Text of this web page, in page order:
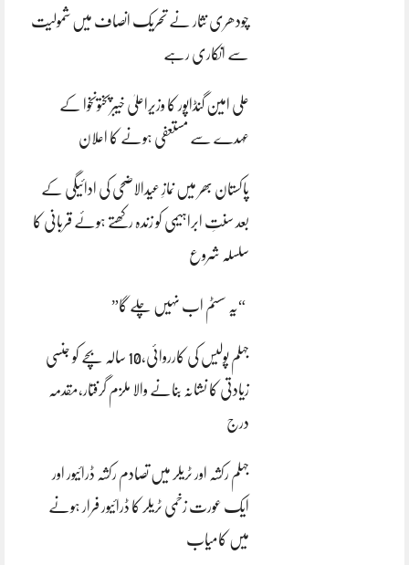
چودھری نثار نے تحریک انصاف میں شمولیت
سے انکاری رہے
علی امین گنڈاپور کا وزیراعلیٰ خیبرپختونخوا کے
عہدے سے مستعفی ہونے کا اعلان
پاکستان بھر میں نمازِ عیدالاضحی کی ادائیگی کے
بعد سنتِ ابراہیمی کو زندہ رکھتے ہوئے قربانی کا
سلسلہ شروع
“یہ سسٹم اب نہیں چلے گا”
جہلم پولیس کی کارروائی،10 سالہ بچے کو جنسی
زیادتی کا نشانہ بنانے والا ملزم گرفتار،مقدمہ
درج
جہلم رکشہ اور ٹریلر میں تصادم رکشہ ڈرائیور اور
ایک عورت زخمی ٹریلر کا ڈرائیور فرار ہونے
میں کامیاب